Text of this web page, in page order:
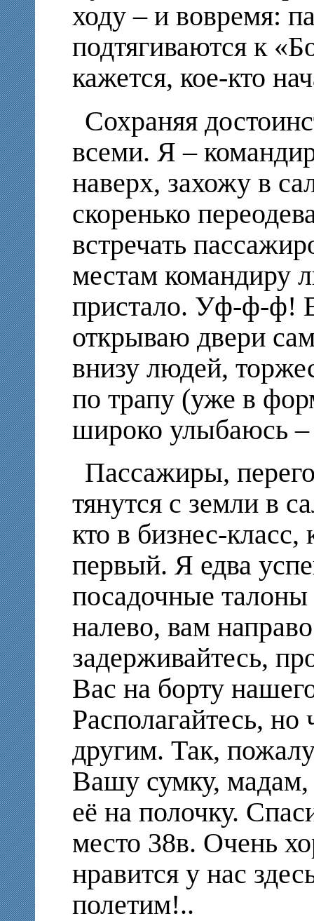
ходу – и вовремя:
подтягиваются к
кажется, кое-кто
Сохраняя
всеми. Я –
наверх, захожу в
скоренько
встречать
местам командиру
пристало. Уф-ф-ф!
открываю двери
внизу людей,
по трапу (уже в
широко улыбаюсь –
Пассажиры,
тянутся с земли в
кто в бизнес-
первый. Я едва
посадочные талоны
налево, вам
задерживайтесь,
Вас на борту
Располагайтесь,
другим. Так,
Вашу сумку, мадам,
её на полочку.
место 38в. Очень
нравится у нас
полетим!..